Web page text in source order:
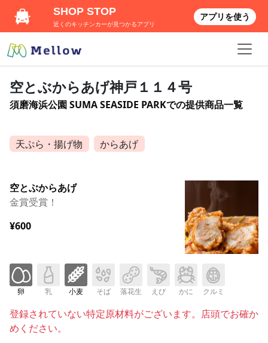
空とぶからあげ神戸１１４号
須磨海浜公園 SUMA SEASIDE PARKでの提供商品一覧
天ぷら・揚げ物 からあげ
空とぶからあげ
金賞受賞！
¥600
卵 乳 小麦 そば 落花生 えび かに クルミ
登録されていない特定原材料がございます。店頭でお確か
めください。
SHOP STOP
近くのキッチンカーが見つかるアプリ
アプリを使う